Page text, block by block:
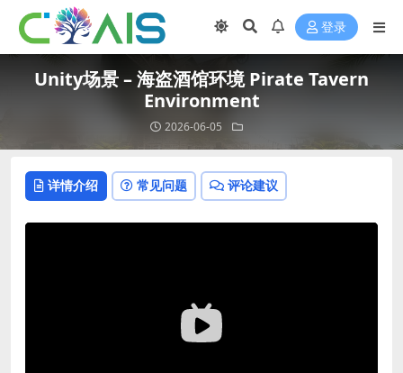
登录
Unity场景 – 海盗酒馆环境 Pirate Tavern
Environment
2026-06-05
详情介绍 常见问题 评论建议